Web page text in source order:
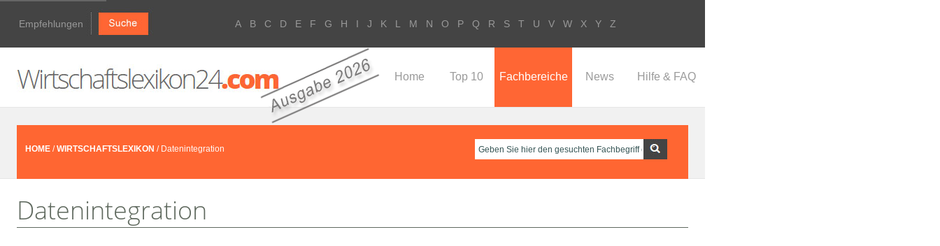
Empfehlungen A B C D E F G H I J K L M N O P Q R S T U V W X Y Z
Home Top 10 Fachbereiche News Hilfe & FAQ
HOME /WIRTSCHAFTSLEXIKON / Datenintegration
Datenintegration